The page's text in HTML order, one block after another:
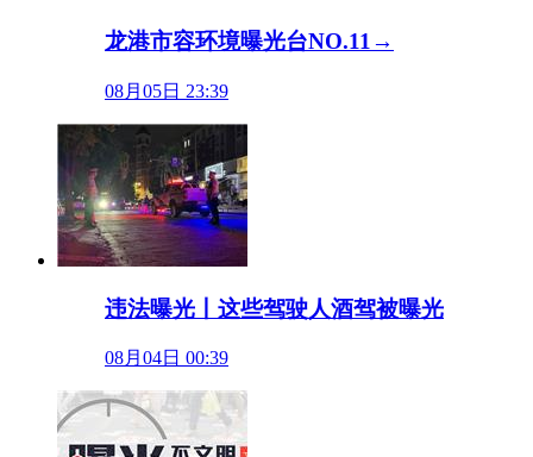
龙港市容环境曝光台NO.11→
08月05日 23:39
违法曝光丨这些驾驶人酒驾被曝光
08月04日 00:39